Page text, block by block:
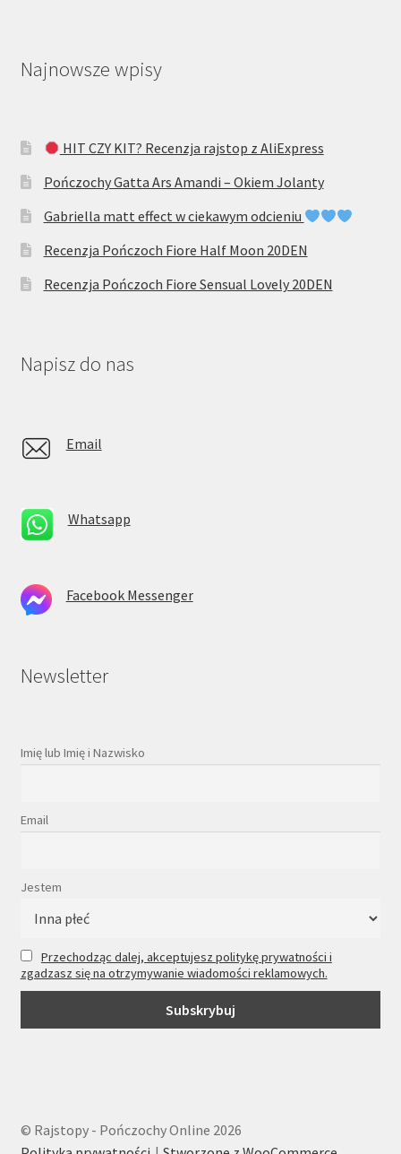
Najnowsze wpisy
HIT CZY KIT? Recenzja rajstop z AliExpress
Pończochy Gatta Ars Amandi – Okiem Jolanty
Gabriella matt effect w ciekawym odcieniu
Recenzja Pończoch Fiore Half Moon 20DEN
Recenzja Pończoch Fiore Sensual Lovely 20DEN
Napisz do nas
Email
Whatsapp
Facebook Messenger
Newsletter
Imię lub Imię i Nazwisko
Email
Jestem
Przechodząc dalej, akceptujesz politykę prywatności i
zgadzasz się na otrzymywanie wiadomości reklamowych.
© Rajstopy - Pończochy Online 2026